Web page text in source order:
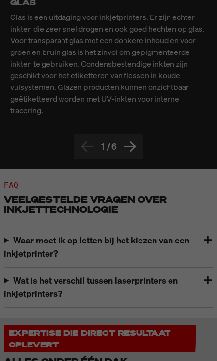
GLAS
Glas is een uitdaging voor inkjetprinters. Er zijn echter
inkten die zeer snel drogen en ook goed hechten op glas.
Voor transparant glas met een donkere inhoud en voor
groen en bruin glas is het zinvol om gepigmenteerde
inkten te gebruiken. Condensbestendige inkten zijn
geschikt voor het etiketteren van flessen in koude
vulsystemen. Glazen producten kunnen onzichtbaar
geëtiketteerd worden met UV-inkten voor interne
tracering.
1 /6
FAQ
VEELGESTELDE VRAGEN OVER
INKJETTECHNOLOGIE
Waar moet ik op letten bij het kiezen van een
inkjetprinter?
Wat is het verschil tussen laserprinters en
inkjetprinters?
EXPERTISE DIE DIRECT RESULTAAT
OPLEVERT